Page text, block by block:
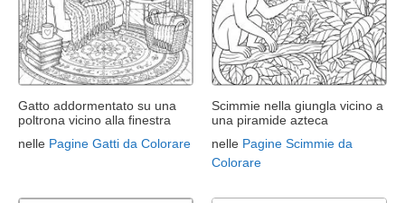
Gatto addormentato su una
poltrona vicino alla finestra
nelle Pagine Gatti da Colorare
Scimmie nella giungla vicino a
una piramide azteca
nelle Pagine Scimmie da
Colorare